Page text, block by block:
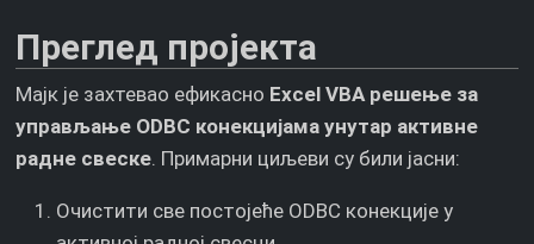
Преглед пројекта
Мајк је захтевао ефикасно Excel VBA решење за
управљање ODBC конекцијама унутар активне
радне свеске. Примарни циљеви су били јасни:
Очистити све постојеће ODBC конекције у